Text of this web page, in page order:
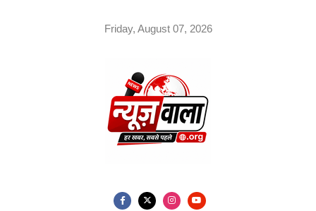
Friday, August 07, 2026